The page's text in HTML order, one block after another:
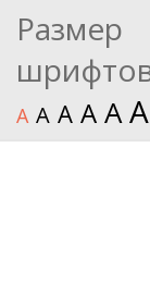
Размер
A A A A AA